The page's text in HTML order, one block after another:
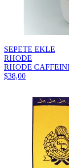
SEPETE EKLE
RHODE
RHODE
$38,00